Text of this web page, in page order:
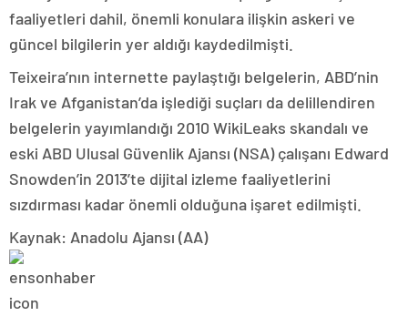
faaliyetleri dahil, önemli konulara ilişkin askeri ve
güncel bilgilerin yer aldığı kaydedilmişti.
Teixeira’nın internette paylaştığı belgelerin, ABD’nin
Irak ve Afganistan’da işlediği suçları da delillendiren
belgelerin yayımlandığı 2010 WikiLeaks skandalı ve
eski ABD Ulusal Güvenlik Ajansı (NSA) çalışanı Edward
Snowden’in 2013’te dijital izleme faaliyetlerini
sızdırması kadar önemli olduğuna işaret edilmişti.
Kaynak: Anadolu Ajansı (AA)